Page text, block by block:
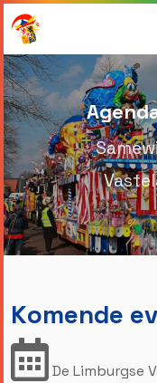
Komende
De Limburgse